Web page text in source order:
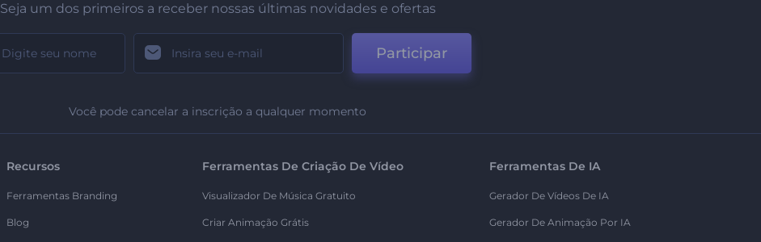
Seja um dos primeiros a receber nossas últimas novidades e ofertas
Participar
Você pode cancelar a inscrição a qualquer momento
Recursos
Ferramentas Branding
Blog
Ferramentas De Criação De Vídeo
Visualizador De Música Gratuito
Criar Animação Grátis
Ferramentas De IA
Gerador De Vídeos De IA
Gerador De Animação Por IA